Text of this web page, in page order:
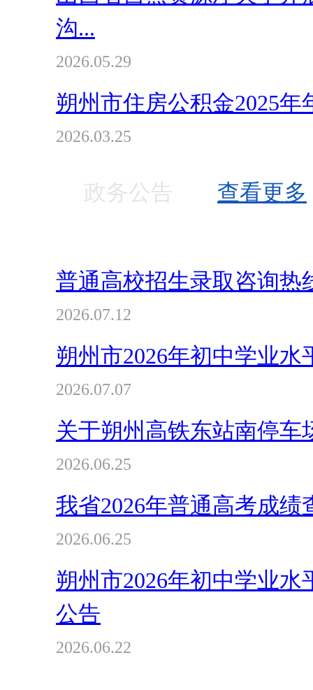
沟...
2026.05.29
朔州市住房公积金2025年
2026.03.25
查看更多
政务公告
普通高校招生录取咨询热
2026.07.12
朔州市2026年初中学业
2026.07.07
关于朔州高铁东站南停车
2026.06.25
我省2026年普通高考成绩
2026.06.25
朔州市2026年初中学业
公告
2026.06.22